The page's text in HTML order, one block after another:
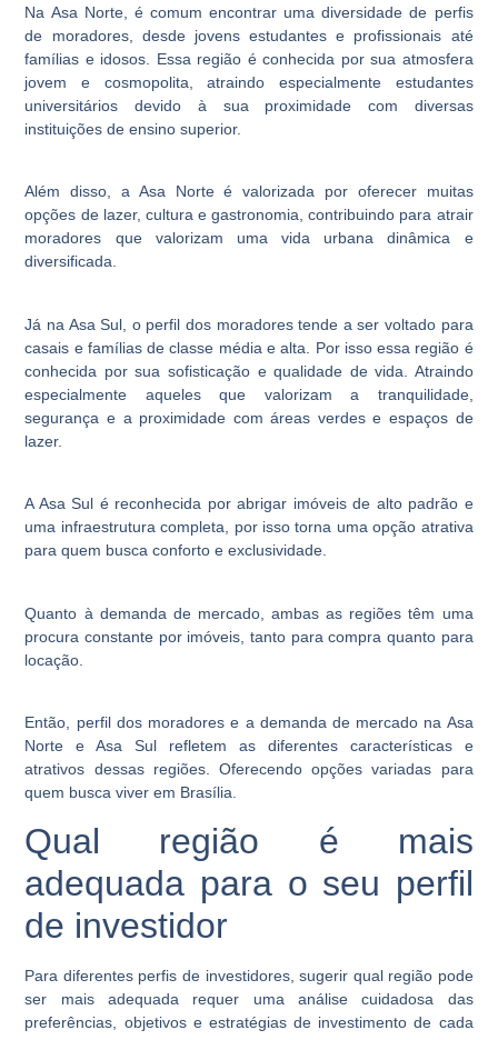
Na Asa Norte, é comum encontrar uma diversidade de perfis
de moradores, desde jovens estudantes e profissionais até
famílias e idosos. Essa região é conhecida por sua atmosfera
jovem e cosmopolita, atraindo especialmente estudantes
universitários devido à sua proximidade com diversas
instituições de ensino superior.
Além disso, a Asa Norte é valorizada por oferecer muitas
opções de lazer, cultura e gastronomia, contribuindo para atrair
moradores que valorizam uma vida urbana dinâmica e
diversificada.
Já na Asa Sul, o perfil dos moradores tende a ser voltado para
casais e famílias de classe média e alta. Por isso essa região é
conhecida por sua sofisticação e qualidade de vida. Atraindo
especialmente aqueles que valorizam a tranquilidade,
segurança e a proximidade com áreas verdes e espaços de
lazer.
A Asa Sul é reconhecida por abrigar imóveis de alto padrão e
uma infraestrutura completa, por isso torna uma opção atrativa
para quem busca conforto e exclusividade.
Quanto à demanda de mercado, ambas as regiões têm uma
procura constante por imóveis, tanto para compra quanto para
locação.
Então, perfil dos moradores e a demanda de mercado na Asa
Norte e Asa Sul refletem as diferentes características e
atrativos dessas regiões. Oferecendo opções variadas para
quem busca viver em Brasília.
Qual região é mais
adequada para o seu perfil
de investidor
Para diferentes perfis de investidores, sugerir qual região pode
ser mais adequada requer uma análise cuidadosa das
preferências, objetivos e estratégias de investimento de cada